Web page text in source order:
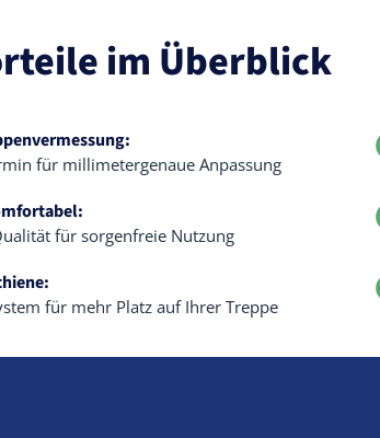
im Überblick
für millimetergenaue Anpassung
für sorgenfreie Nutzung
für mehr Platz auf Ihrer Treppe